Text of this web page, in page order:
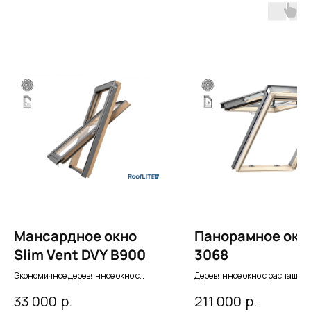
Мансардное окно
Slim Vent DVY B900
Экономичное деревянное окно с
33 000 р.
Панорамное
3068
Деревянное окно с
211 000 р.